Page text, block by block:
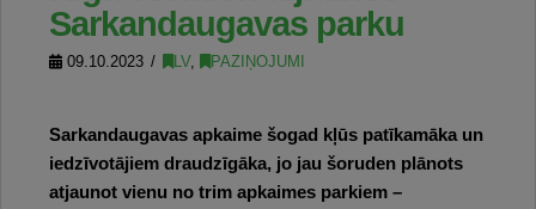
Sarkandaugavas parku
09.10.2023 LV, PAZIŅOJUMI
Sarkandaugavas apkaime šogad kļūs patīkamāka un
iedzīvotājiem draudzīgāka, jo jau šoruden plānots
atjaunot vienu no trim apkaimes parkiem –